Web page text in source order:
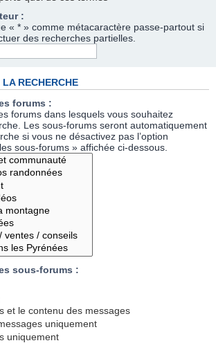
:
« * » comme métacaractère passe-partout si
des recherches partielles.
LA RECHERCHE
forums :
forums dans lesquels vous souhaitez
Les sous-forums seront automatiquement
si vous ne désactivez pas l’option
sous-forums » affichée ci-dessous.
sous-forums :
et le contenu des messages
uniquement
uniquement